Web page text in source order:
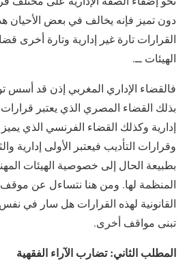
دون تميز فإنه يخالف في بعض الأحيان
القرارات تارة غير إدارية وتارة أخرى
الهيئات ــ.
فالقضاء الإداري المغربي إذن قد أسس
بذلك القضاء المصري الذي يعتبر قرارات
إدارية وكذلك القضاء الفرنسي الذي
وقرارات التأديب فيعتبر الأولى إدارية
بطبيعة الحال إلى خصوصية الهيئات
المنظمة لها. ومن هنا نتساءل عن موقف
القانونية لهذه القرارات هل سار في
تبنى مواقف أخرى.
المطلب الثاني: تضارب الآراء الفقهية